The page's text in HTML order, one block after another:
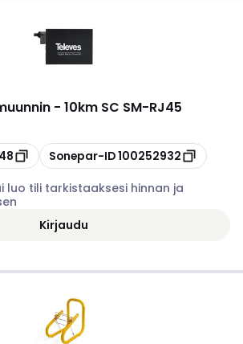
- 10km SC SM-RJ45
Kopioi
Sonepar-ID100252932
luo tili tarkistaaksesi hinnan ja
Kirjaudu